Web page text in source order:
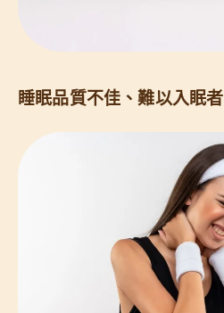
睡眠品質不佳、難以入眠者